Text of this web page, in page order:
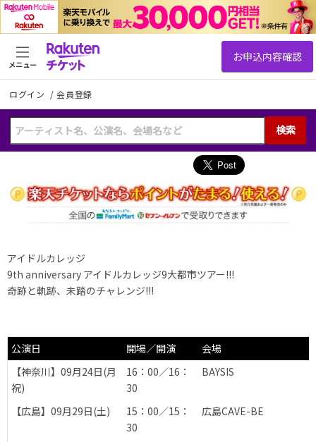
ログイン /会員登録
検索
メニュー
アイドルカレッジ
9th anniversary アイドルカレッジ9大都市ツアー!!!
奇跡と軌跡、未踏のチャレンジ!!!
公演日 開場／開演
会場
【神奈川】09月24日(月
祝)
16：00／16：
30
BAYSIS
【広島】09月29日(土)
15：00／15：
30
広島CAVE-BE